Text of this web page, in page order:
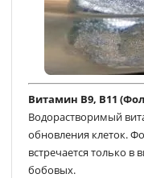
Витамин В9, В11
Водорастворимый
обновления клеток.
встречается только в
бобовых.